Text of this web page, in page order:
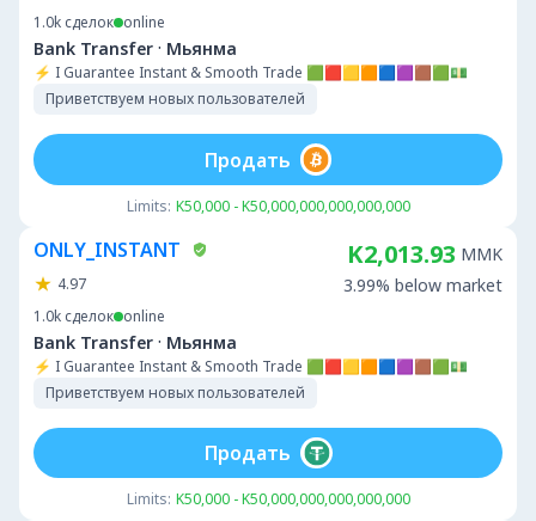
1.0k сделок online
Bank Transfer · Мьянма
⚡ I Guarantee Instant & Smooth Trade 🟩🟥🟨🟧🟦🟪🟫🟩💵
Приветствуем новых пользователей
Limits: K50,000 - K50,000,000,000,000,000
Продать
ONLY_INSTANT
4.97
1.0k сделок online
Bank Transfer · Мьянма
⚡ I Guarantee Instant & Smooth Trade 🟩🟥🟨🟧🟦🟪🟫🟩💵
Приветствуем новых пользователей
K2,013.93 MMK
3.99% below market
Limits: K50,000 - K50,000,000,000,000,000
Продать